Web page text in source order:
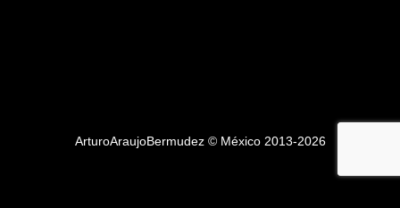
ArturoAraujoBermudez © México 2013-2026